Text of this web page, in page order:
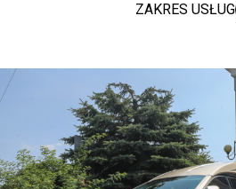
ZAKRES USŁUG